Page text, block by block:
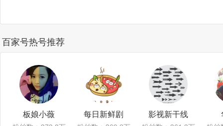
百家号热号推荐
板娘小薇 每日新鲜剧 影视新干线